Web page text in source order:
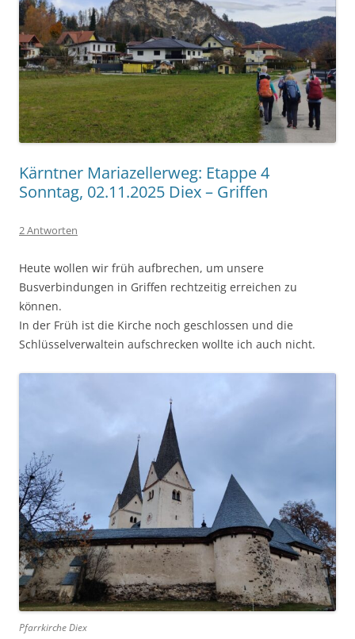
Kärntner Mariazellerweg: Etappe 4
Sonntag, 02.11.2025 Diex – Griffen
2 Antworten
Heute wollen wir früh aufbrechen, um unsere
Busverbindungen in Griffen rechtzeitig erreichen zu
können.
In der Früh ist die Kirche noch geschlossen und die
Schlüsselverwaltein aufschrecken wollte ich auch nicht.
Pfarrkirche Diex